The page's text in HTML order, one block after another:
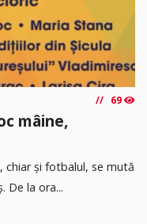
69
mâine,
chiar și fotbalul, se mută
De la ora...